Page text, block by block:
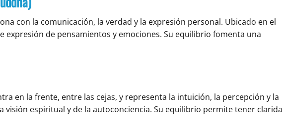
con la comunicación, la verdad y la expresión personal. Ubicado en el
expresión de pensamientos y emociones. Su equilibrio fomenta una
en la frente, entre las cejas, y representa la intuición, la percepción y la
visión espiritual y de la autoconciencia. Su equilibrio permite tener